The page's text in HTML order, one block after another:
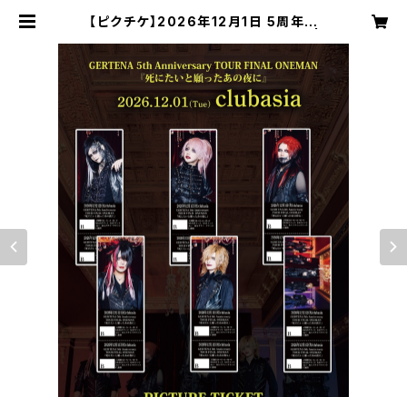
【ピクチケ】2026年12月1日 5周年ワ
GERTENA OFFICIAL ONLINE S
HOP